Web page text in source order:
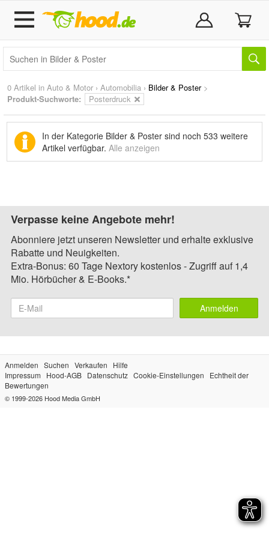
0 Artikel in Auto & Motor › Automobilia › Bilder & Poster>
Produkt-Suchworte:
Posterdruck
In der Kategorie Bilder & Poster sind noch 533 weitere
Artikel verfügbar. Alle anzeigen
Verpasse keine Angebote mehr!
Abonniere jetzt unseren Newsletter und erhalte exklusive
Rabatte und Neuigkeiten.
Extra-Bonus: 60 Tage Nextory kostenlos - Zugriff auf 1,4
Mio. Hörbücher & E-Books.*
Anmelden
Anmelden Suchen Verkaufen
Hilfe
Impressum
Hood-AGB Datenschutz Cookie-Einstellungen
Echtheit der
Bewertungen
© 1999-2026 Hood Media GmbH